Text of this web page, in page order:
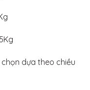
chọn dựa theo chiều